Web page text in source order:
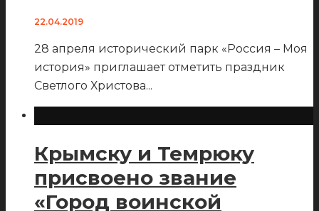
22.04.2019
28 апреля исторический парк «Россия – Моя
история» приглашает отметить праздник
Светлого Христова...
Крымску и Темрюку
присвоено звание
«Город воинской